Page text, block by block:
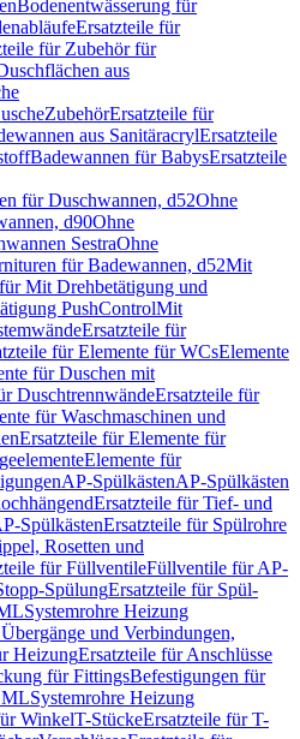
Bodenentwässerung für
Ersatzteile für
für Zubehör für
aus
ZubehörErsatzteile für
aus SanitäracrylErsatzteile
Badewannen für BabysErsatzteile
für Duschwannen, d52Ohne
d90Ohne
SestraOhne
für Badewannen, d52Mit
Mit Drehbetätigung und
PushControlMit
Ersatzteile für
für Elemente für WCsElemente
für Duschen mit
DuschtrennwändeErsatzteile für
für Waschmaschinen und
Ersatzteile für Elemente für
Elemente für
AP-SpülkästenAP-Spülkästen
Ersatzteile für Tief- und
SpülkästenErsatzteile für Spülrohre
Rosetten und
für FüllventileFüllventile für AP-
SpülungErsatzteile für Spül-
Systemrohre Heizung
und Verbindungen,
HeizungErsatzteile für Anschlüsse
für FittingsBefestigungen für
MLSystemrohre Heizung
WinkelT-StückeErsatzteile für T-